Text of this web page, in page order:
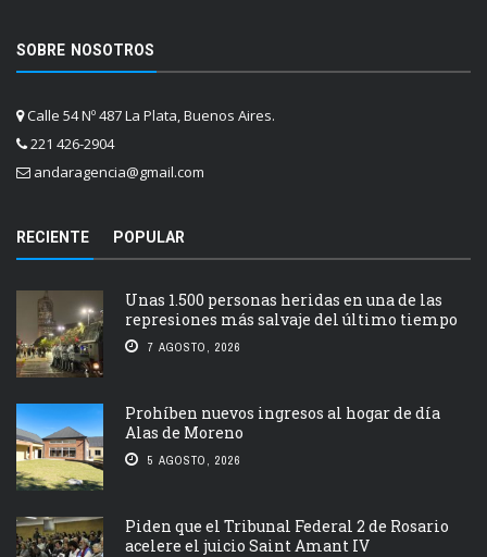
SOBRE NOSOTROS
Calle 54 Nº 487 La Plata, Buenos Aires.
221 426-2904
andaragencia@gmail.com
RECIENTE POPULAR
Unas 1.500 personas heridas en una de las
represiones más salvaje del último tiempo
7 AGOSTO, 2026
Prohíben nuevos ingresos al hogar de día
Alas de Moreno
5 AGOSTO, 2026
Piden que el Tribunal Federal 2 de Rosario
acelere el juicio Saint Amant IV